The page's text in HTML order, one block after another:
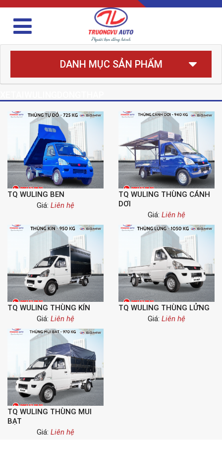
DANH MỤC SẢN PHẨM
TQ WULING BEN
Giá: Liên hệ
TQ WULING THÙNG CÁNH
DƠI
Giá: Liên hệ
TQ WULING THÙNG KÍN
Giá: Liên hệ
TQ WULING THÙNG LỬNG
Giá: Liên hệ
TQ WULING THÙNG MUI
BẠT
Giá: Liên hệ